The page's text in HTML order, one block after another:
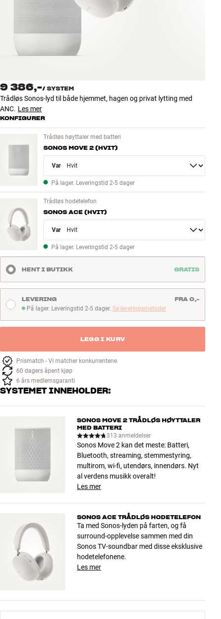
Tilbehør
INSPIRASJON
MERKER
NYHETER
TILBUD
Finn Butikk
Kundeservice
Bygg med lyd
9 386,-/ SYSTEM
Trådløs Sonos-lyd til både hjemmet, hagen og privat lytting med
ANC. Les mer
KONFIGURER
Trådløs høyttaler med batteri
SONOS MOVE 2 (HVIT)
Variant
På lager. Leveringstid 2-5 dager
Trådløs hodetelefon
SONOS ACE (HVIT)
Variant
På lager. Leveringstid 2-5 dager
HENT I BUTIKK GRATIS
På lager. Leveringstid 2-5 dager
På lager. Leveringstid 2-5 dager. Se leveringsmetoder
LEVERING FRA 0,-
LEGG I KURV
Prismatch - Vi matcher konkurrentene
60 dagers åpent kjøp
6 års medlemsgaranti
SYSTEMET INNEHOLDER:
SONOS MOVE 2 TRÅDLØS HØYTTALER
MED BATTERI
313 anmeldelser
Sonos Move 2 kan det meste: Batteri,
Bluetooth, streaming, stemmestyring,
multirom, wi-fi, utendørs, innendørs. Nyt
al verdens musikk overalt!
Les mer
SONOS ACE TRÅDLØS HODETELEFON
Ta med Sonos-lyden på farten, og få
surround-opplevelse sammen med din
Sonos TV-soundbar med disse eksklusive
hodetelefonene.
Les mer